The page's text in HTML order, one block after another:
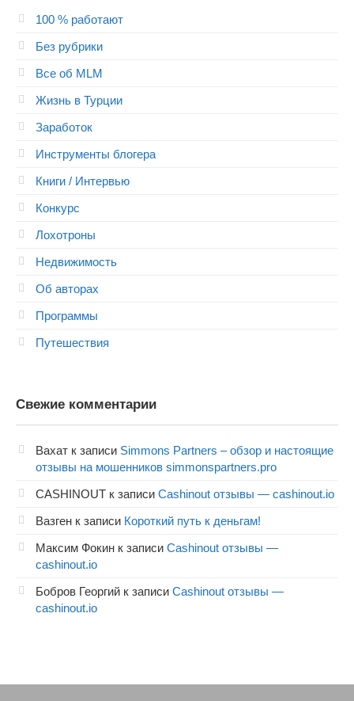
100 % работают
Без рубрики
Все об MLM
Жизнь в Турции
Заработок
Инструменты блогера
Книги / Интервью
Конкурс
Лохотроны
Недвижимость
Об авторах
Программы
Путешествия
Свежие комментарии
Вахат к записи Simmons Partners – обзор и настоящие
отзывы на мошенников simmonspartners.pro
CASHINOUT к записи Cashinout отзывы — cashinout.io
Вазген к записи Короткий путь к деньгам!
Максим Фокин к записи Cashinout отзывы —
cashinout.io
Бобров Георгий к записи Cashinout отзывы —
cashinout.io